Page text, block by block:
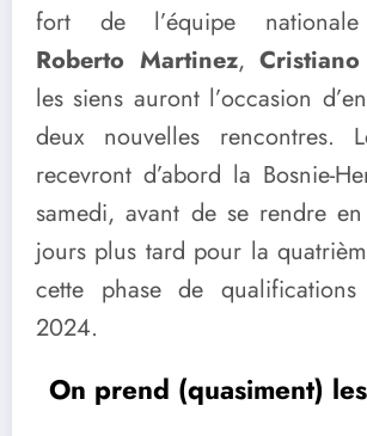
fort de l’équipe nationale
Roberto Martinez,
les siens auront l’occasion
deux nouvelles rencontres.
recevront d’abord la Bosnie-
samedi, avant de se rendre
jours plus tard pour la
cette phase de
2024.
On prend (quasiment)